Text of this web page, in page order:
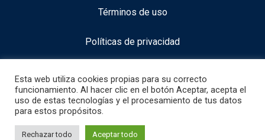
Términos de uso
Políticas de privacidad
info@neurocognitiveacademy.com
Esta web utiliza cookies propias para su correcto
funcionamiento. Al hacer clic en el botón Aceptar, acepta el
uso de estas tecnologías y el procesamiento de tus datos
para estos propósitos.
Rechazar todo Aceptar todo
Necesitas alguna información especifica